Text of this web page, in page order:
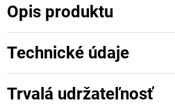
Opis produktu
Technické údaje
Trvalá udržateľnosť